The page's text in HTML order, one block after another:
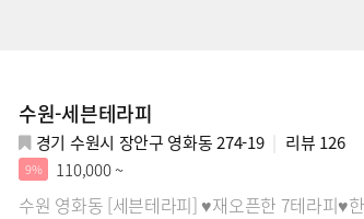
수원-세븐테라피
경기 수원시 장안구 영화동 274-19 리뷰 126
9% 110,000 ~
수원 영화동 [세븐테라피] ♥재오픈한 7테라피♥